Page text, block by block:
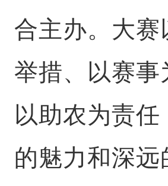
合主办。大赛
举措、以赛事
以助农为责
的魅力和深远